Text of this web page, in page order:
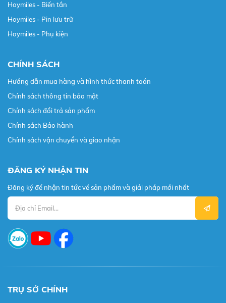
Hoymiles - Biến tần
Hoymiles - Pin lưu trữ
Hoymiles - Phụ kiện
CHÍNH SÁCH
Hướng dẫn mua hàng và hình thức thanh toán
Chính sách thông tin bảo mật
Chính sách đổi trả sản phẩm
Chính sách Bảo hành
Chính sách vận chuyển và giao nhận
ĐĂNG KÝ NHẬN TIN
Đăng ký để nhận tin tức về sản phẩm và giải pháp mới nhất
TRỤ SỞ CHÍNH